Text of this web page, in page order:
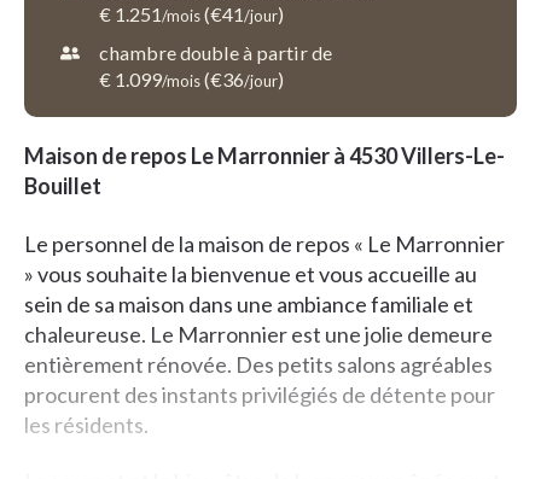
€ 1.251/mois(€41/jour)
chambre double à partir de
€ 1.099/mois(€36/jour)
Maison de repos Le Marronnier à 4530 Villers-Le-
Bouillet
Le personnel de la maison de repos « Le Marronnier
» vous souhaite la bienvenue et vous accueille au
sein de sa maison dans une ambiance familiale et
chaleureuse. Le Marronnier est une jolie demeure
entièrement rénovée. Des petits salons agréables
procurent des instants privilégiés de détente pour
les résidents.